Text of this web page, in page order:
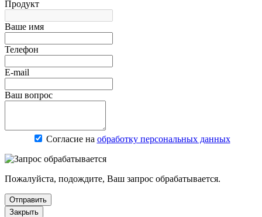
Продукт
Ваше имя
Телефон
E-mail
Ваш вопрос
Согласие на обработку персональных данных
Пожалуйста, подождите, Ваш запрос обрабатывается.
Отправить
Закрыть